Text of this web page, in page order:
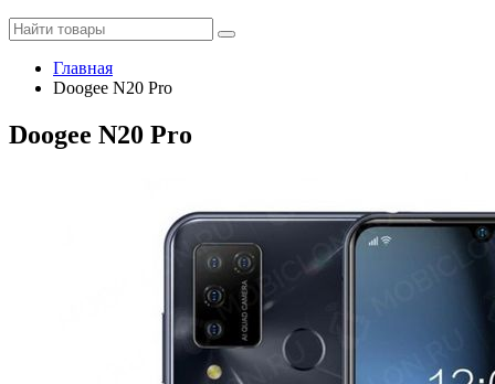
Главная
Doogee N20 Pro
Doogee N20 Pro